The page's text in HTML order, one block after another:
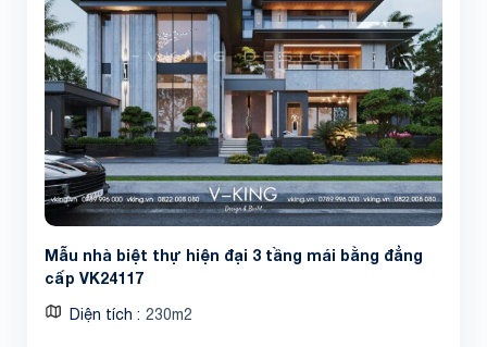
Share
Mẫu nhà biệt thự hiện đại 3 tầng mái bằng đẳng
cấp VK24117
Diện tích 230m2